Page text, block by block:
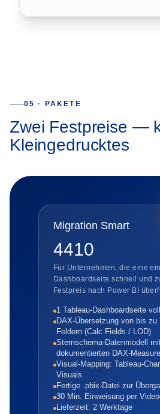
05 · PAKETE
Zwei Festpreise —
Kleingedrucktes
Migration Smart
4410
Für Unternehmen, die eine
Dashboardseite schnell und
Festpreis nach Power BI
1 Tableau-Dashboardseite
DAX-Übersetzung von bis zu
Feldern (Calc Fields / LOD)
Sternschema-Datenmodell
dokumentierten DAX-
Visual-Mapping: Tableau-
Visuals
Fertige .pbix-Datei zur
30 Min. Einweisung per
Lieferzeit: 2 Werktage